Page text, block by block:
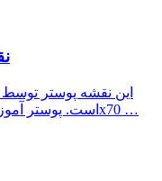
این نقشه پوستر توسط
است. پوستر آموزشی پرچم کشورهای جهان در اندازه 100x70 …